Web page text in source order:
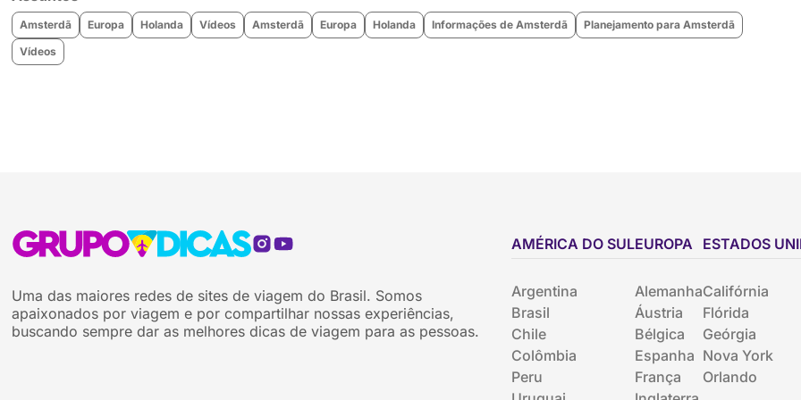
Amsterdã Europa Holanda Vídeos Amsterdã Europa Holanda Informações de Amsterdã
Planejamento para Amsterdã
Vídeos
Uma das maiores redes de sites de viagem do Brasil. Somos
apaixonados por viagem e por compartilhar nossas experiências,
buscando sempre dar as melhores dicas de viagem para as pessoas.
AMÉRICA DO SUL
Argentina
Brasil
Chile
Colômbia
Peru
EUROPA
Alemanha
Áustria
Bélgica
Espanha
França
ESTADOS
Califórnia
Flórida
Geórgia
Nova York
Orlando